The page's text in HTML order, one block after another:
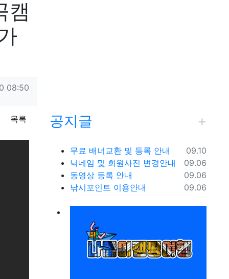
캠
08:50
목록 공지글
등록일
09.10
무료 배너교환 및 등록 안내
등록일
09.06
닉네임 및 회원사진 변경안내
등록일
09.06
동영상 등록 안내
등록일
09.06
낚시포인트 이용안내